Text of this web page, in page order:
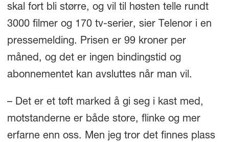
skal fort bli større, og vil til høsten telle rundt
3000 filmer og 170 tv-serier, sier Telenor i en
pressemelding. Prisen er 99 kroner per
måned, og det er ingen bindingstid og
abonnementet kan avsluttes når man vil.
– Det er et tøft marked å gi seg i kast med,
motstanderne er både store, flinke og mer
erfarne enn oss. Men jeg tror det finnes plass